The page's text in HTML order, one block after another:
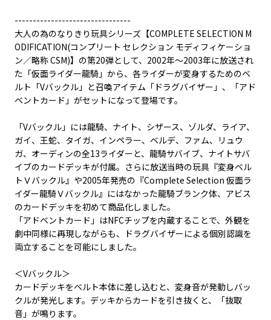
--------------------------------
大人の為のなりきり玩具シリーズ【COMPLETE SELECTION M
ODIFICATION(コンプリート セレクション モディフィケーショ
ン／略称 CSM)】の第20弾として、2002年～2003年に放送され
た「仮面ライダー龍騎」から、各ライダーが変身するためのベ
ルト「Vバックル」と召喚アイテム「ドラグバイザー」、「アド
ベントカード」がセットになって登場です。
「Vバックル」には龍騎、ナイト、シザース、ゾルダ、ライア、
ガイ、王蛇、タイガ、インペラー、ベルデ、ファム、リュウ
ガ、オーディンの全13ライダーと、龍騎サバイブ、ナイトサバ
イブのカードデッキが付属。さらに放送当時の玩具『変身ベル
トＶバックル』や2005年発売の『Complete Selection 仮面ラ
イダー龍騎Ｖバックル』にはなかった龍騎ブランク体、アビス
のカードデッキを初めて商品化しました。
「アドベントカード」はNFCチップを内蔵することで、外観を
劇中同様に再現しながらも、ドラグバイザーによる個別認識を
両立することを可能にしました。
＜Vバックル＞
カードデッキをベルト本体に差し込むと、変身音が発動しバッ
クルが発光します。デッキからカードを引き抜くと、「抜取
音」が鳴ります。